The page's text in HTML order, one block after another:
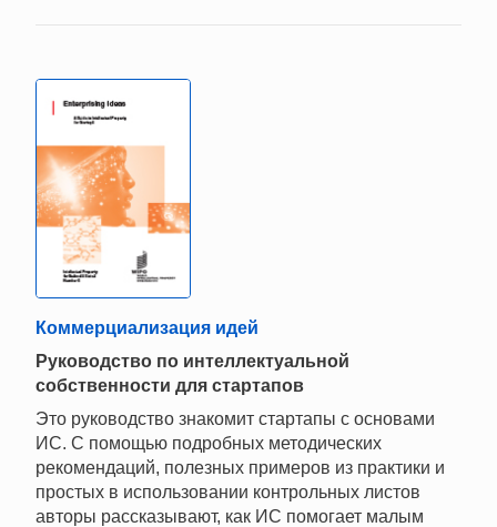
Коммерциализация идей
Руководство по интеллектуальной
собственности для стартапов
Это руководство знакомит стартапы с основами
ИС. С помощью подробных методических
рекомендаций, полезных примеров из практики и
простых в использовании контрольных листов
авторы рассказывают, как ИС помогает малым